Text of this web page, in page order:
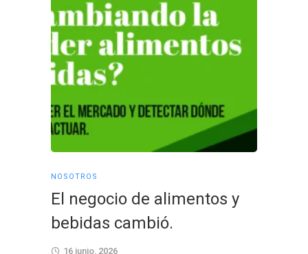
NOSOTROS
El negocio de alimentos y
bebidas cambió.
16 junio, 2026